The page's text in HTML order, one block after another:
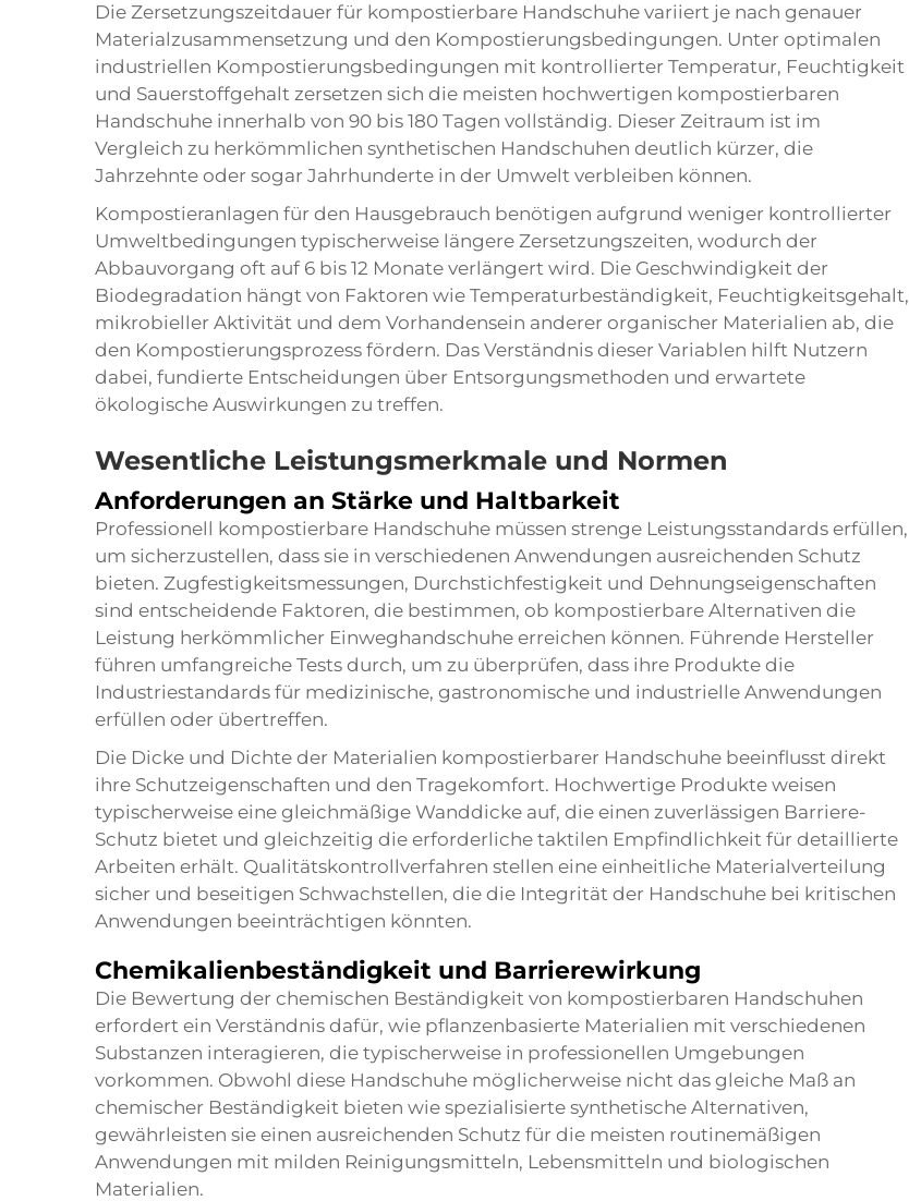
Die Zersetzungszeitdauer für kompostierbare Handschuhe variiert je nach genauer
Materialzusammensetzung und den Kompostierungsbedingungen. Unter optimalen
industriellen Kompostierungsbedingungen mit kontrollierter Temperatur, Feuchtigkeit
und Sauerstoffgehalt zersetzen sich die meisten hochwertigen kompostierbaren
Handschuhe innerhalb von 90 bis 180 Tagen vollständig. Dieser Zeitraum ist im
Vergleich zu herkömmlichen synthetischen Handschuhen deutlich kürzer, die
Jahrzehnte oder sogar Jahrhunderte in der Umwelt verbleiben können.
Kompostieranlagen für den Hausgebrauch benötigen aufgrund weniger kontrollierter
Umweltbedingungen typischerweise längere Zersetzungszeiten, wodurch der
Abbauvorgang oft auf 6 bis 12 Monate verlängert wird. Die Geschwindigkeit der
Biodegradation hängt von Faktoren wie Temperaturbeständigkeit, Feuchtigkeitsgehalt,
mikrobieller Aktivität und dem Vorhandensein anderer organischer Materialien ab, die
den Kompostierungsprozess fördern. Das Verständnis dieser Variablen hilft Nutzern
dabei, fundierte Entscheidungen über Entsorgungsmethoden und erwartete
ökologische Auswirkungen zu treffen.
Wesentliche Leistungsmerkmale und Normen
Anforderungen an Stärke und Haltbarkeit
Professionell kompostierbare Handschuhe müssen strenge Leistungsstandards erfüllen,
um sicherzustellen, dass sie in verschiedenen Anwendungen ausreichenden Schutz
bieten. Zugfestigkeitsmessungen, Durchstichfestigkeit und Dehnungseigenschaften
sind entscheidende Faktoren, die bestimmen, ob kompostierbare Alternativen die
Leistung herkömmlicher Einweghandschuhe erreichen können. Führende Hersteller
führen umfangreiche Tests durch, um zu überprüfen, dass ihre Produkte die
Industriestandards für medizinische, gastronomische und industrielle Anwendungen
erfüllen oder übertreffen.
Die Dicke und Dichte der Materialien kompostierbarer Handschuhe beeinflusst direkt
ihre Schutzeigenschaften und den Tragekomfort. Hochwertige Produkte weisen
typischerweise eine gleichmäßige Wanddicke auf, die einen zuverlässigen Barriere-
Schutz bietet und gleichzeitig die erforderliche taktilen Empfindlichkeit für detaillierte
Arbeiten erhält. Qualitätskontrollverfahren stellen eine einheitliche Materialverteilung
sicher und beseitigen Schwachstellen, die die Integrität der Handschuhe bei kritischen
Anwendungen beeinträchtigen könnten.
Chemikalienbeständigkeit und Barrierewirkung
Die Bewertung der chemischen Beständigkeit von kompostierbaren Handschuhen
erfordert ein Verständnis dafür, wie pflanzenbasierte Materialien mit verschiedenen
Substanzen interagieren, die typischerweise in professionellen Umgebungen
vorkommen. Obwohl diese Handschuhe möglicherweise nicht das gleiche Maß an
chemischer Beständigkeit bieten wie spezialisierte synthetische Alternativen,
gewährleisten sie einen ausreichenden Schutz für die meisten routinemäßigen
Anwendungen mit milden Reinigungsmitteln, Lebensmitteln und biologischen
Materialien.